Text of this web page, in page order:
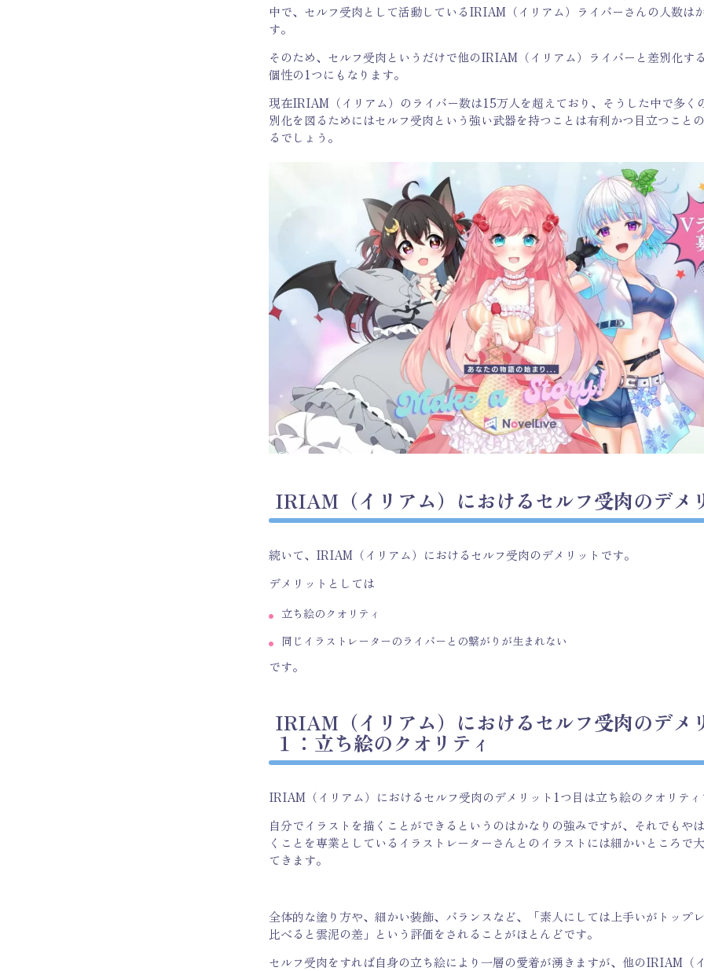
中で、セルフ受肉として活動しているIRIAM（イリアム）ライバーさんの人数は
す。
そのため、セルフ受肉というだけで他のIRIAM（イリアム）ライバーと差別化す
個性の1つにもなります。
現在IRIAM（イリアム）のライバー数は15万人を超えており、そうした中で多く
別化を図るためにはセルフ受肉という強い武器を持つことは有利かつ目立つこと
るでしょう。
IRIAM（イリアム）におけるセルフ受肉のデメ
続いて、IRIAM（イリアム）におけるセルフ受肉のデメリットです。
デメリットとしては
立ち絵のクオリティ
同じイラストレーターのライバーとの繋がりが生まれない
です。
IRIAM（イリアム）におけるセルフ受肉のデメ
１：立ち絵のクオリティ
IRIAM（イリアム）におけるセルフ受肉のデメリット1つ目は立ち絵のクオリテ
自分でイラストを描くことができるというのはかなりの強みですが、それでもや
くことを専業としているイラストレーターさんとのイラストには細かいところで
てきます。
全体的な塗り方や、細かい装飾、バランスなど、「素人にしては上手いがトップ
比べると雲泥の差」という評価をされることがほとんどです。
セルフ受肉をすれば自身の立ち絵により一層の愛着が湧きますが、他のIRIAM（